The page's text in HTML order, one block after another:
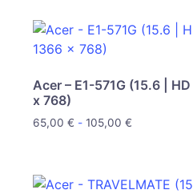
Acer – E1-571G (15.6 |
x 768)
65,00€ - 105,00€